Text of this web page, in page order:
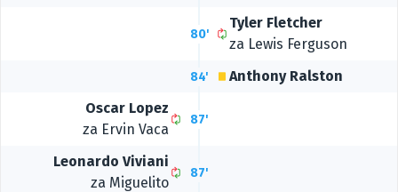
80'
Tyler Fletcher
za Lewis Ferguson
84'
Anthony Ralston
Oscar Lopez
za Ervin Vaca
87'
Leonardo Viviani
za Miguelito
87'